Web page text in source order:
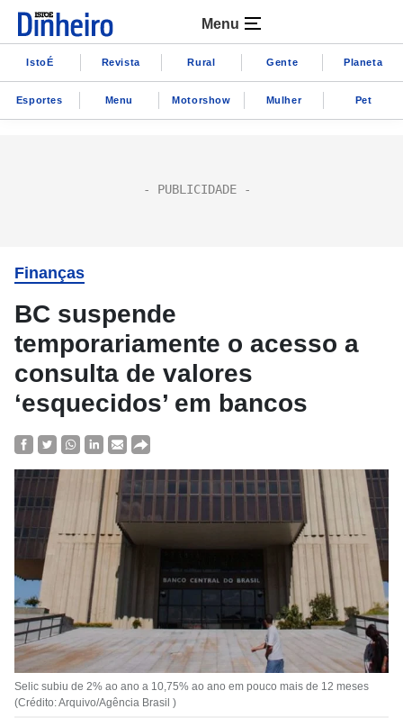
Menu
IstoÉ Revista Rural Gente Planeta
Esportes Menu Motorshow Mulher Pet
Finanças
BC suspende
temporariamente o acesso a
consulta de valores
‘esquecidos’ em bancos
Selic subiu de 2% ao ano a 10,75% ao ano em pouco mais de 12 meses
(Crédito: Arquivo/Agência Brasil )